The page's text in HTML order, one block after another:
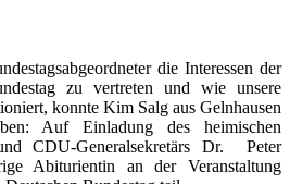
die Interessen der
zu vertreten und wie unsere
konnte Kim Salg aus Gelnhausen
Auf Einladung des heimischen
und CDU-Generalsekretärs Dr. Peter
Abiturientin an der Veranstaltung